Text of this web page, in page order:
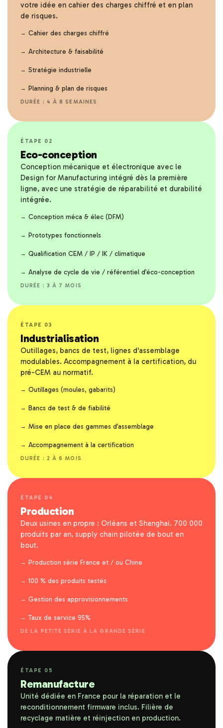
votre idée en cahier des charges chiffré et en plan
de risques.
Cahier des charges chiffré
Architecture & faisabilité
Stratégie industrielle
Planning & plan de risques
DURÉE : 4 À 8 SEMAINES
ÉTAPE 02
Eco-conception
Conception mécanique et électronique avec le
Design for Manufacturing intégré dès la première
ligne, avec une stratégie de réparabilité et durabilité
intégrée.
Conception méca & élec (DFM)
Prototypes fonctionnels
Qualification CEM / IP / IK / climatique
Analyse de cycle de vie / référentiel d’éco-conception
DURÉE : 3 À 7 MOIS
ÉTAPE 03
Industrialisation
Outillages, bancs de test, lignes d'assemblage
modulables. Accompagnement à la certification, du
pré-CEM au normatif.
Outillages (moules, gabarits)
Bancs de test & de fiabilité
Mise en place des gammes d’assemblage
Accompagnement à la certification
DURÉE : 2 À 6 MOIS
ÉTAPE 04
Production
Deux usines en propre : Orléans et Shanghai. 700 000
produits par an, supply chain pilotée de bout en
bout.
Production série France et / ou Chine
100 % des produits testés
Gestion des approvisionnements
Taux de service 95%
DE LA PETITE SÉRIE À LA GRANDE SÉRIE
ÉTAPE 05
Remanufacture
Unité dédiée en France pour la réparation et le
reconditionnement firmware inclus. Filière de
recyclage matière et réinjection en production.